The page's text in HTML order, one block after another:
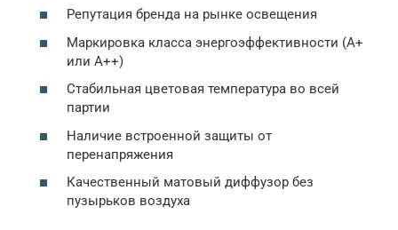
Репутация бренда на рынке освещения
Маркировка класса энергоэффективности (A+
или A++)
Стабильная цветовая температура во всей
партии
Наличие встроенной защиты от
перенапряжения
Качественный матовый диффузор без
пузырьков воздуха